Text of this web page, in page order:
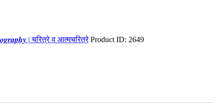
| चरित्रे व आत्मचरित्रे Product ID: 2649